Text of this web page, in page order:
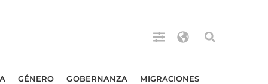
GÉNERO GOBERNANZA MIGRACIONES